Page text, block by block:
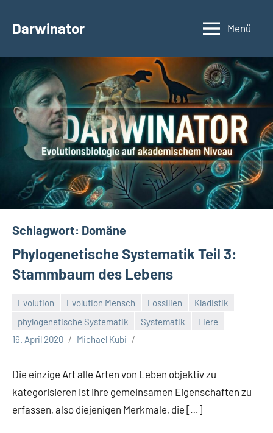
InhaltDarwinator
Evolutionsbiologie
Menü
Schlagwort: Domäne
Phylogenetische Systematik Teil 3:
Stammbaum des Lebens
Evolution Evolution Mensch Fossilien
Kladistik
phylogenetische Systematik
Systematik
Tiere
16. April 2020
Michael Kubi
Die einzige Art alle Arten von Leben objektiv zu
kategorisieren ist ihre gemeinsamen Eigenschaften zu
erfassen, also diejenigen Merkmale, die […]